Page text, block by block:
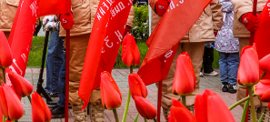
Экономика и имущество